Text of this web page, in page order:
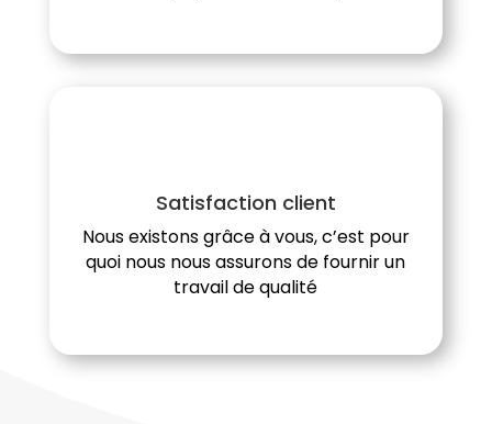
Satisfaction client
Nous existons grâce à vous, c’est pour
quoi nous nous assurons de fournir un
travail de qualité